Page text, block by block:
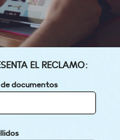
EL RECLAMO:
documentos